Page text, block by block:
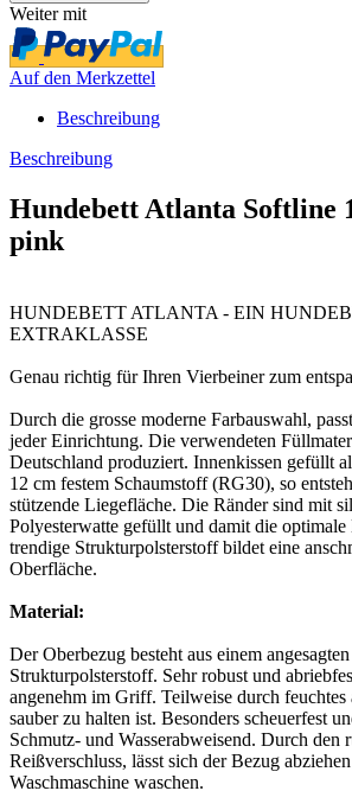
Weiter mit
Auf den Merkzettel
Beschreibung
Beschreibung
Hundebett Atlanta Softline
pink
HUNDEBETT ATLANTA - EIN
EXTRAKLASSE
Genau richtig für Ihren Vierbeiner zum
Durch die grosse moderne Farbauswahl,
jeder Einrichtung. Die verwendeten
Deutschland produziert. Innenkissen gefüllt
12 cm festem Schaumstoff (RG30), so
stützende Liegefläche. Die Ränder sind mit
Polyesterwatte gefüllt und damit die
trendige Strukturpolsterstoff bildet eine
Oberfläche.
Material:
Der Oberbezug besteht aus einem
Strukturpolsterstoff. Sehr robust und
angenehm im Griff. Teilweise durch feuchtes
sauber zu halten ist. Besonders scheuerfest
Schmutz- und Wasserabweisend. Durch den
Reißverschluss, lässt sich der Bezug
Waschmaschine waschen.